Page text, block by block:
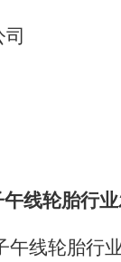
线轮胎行
线轮胎行